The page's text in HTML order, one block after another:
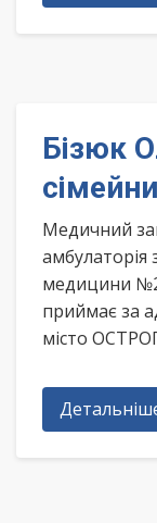
Бізюк
Медичний
амбулаторія
медицини
приймає за
місто